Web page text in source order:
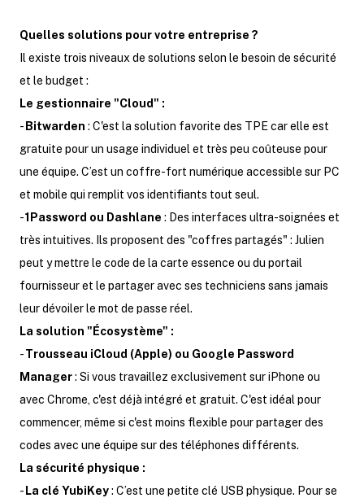
Quelles solutions pour votre entreprise ?
Il existe trois niveaux de solutions selon le besoin de sécurité
et le budget :
Le gestionnaire "Cloud" :
- Bitwarden : C'est la solution favorite des TPE car elle est
gratuite pour un usage individuel et très peu coûteuse pour
une équipe. C’est un coffre-fort numérique accessible sur PC
et mobile qui remplit vos identifiants tout seul.
-1Password ou Dashlane : Des interfaces ultra-soignées et
très intuitives. Ils proposent des "coffres partagés" : Julien
peut y mettre le code de la carte essence ou du portail
fournisseur et le partager avec ses techniciens sans jamais
leur dévoiler le mot de passe réel.
La solution "Écosystème" :
-Trousseau iCloud (Apple) ou Google Password
Manager: Si vous travaillez exclusivement sur iPhone ou
avec Chrome, c'est déjà intégré et gratuit. C'est idéal pour
commencer, même si c'est moins flexible pour partager des
codes avec une équipe sur des téléphones différents.
La sécurité physique :
- La clé YubiKey: C’est une petite clé USB physique. Pour se